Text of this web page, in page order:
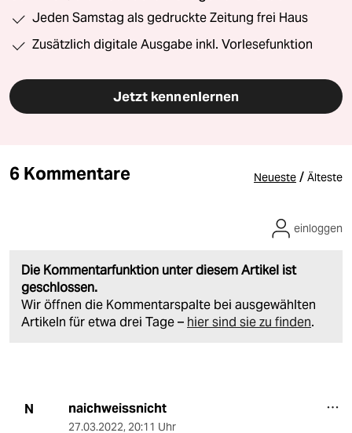
Jeden Samstag als gedruckte Zeitung frei Haus
Zusätzlich digitale Ausgabe inkl. Vorlesefunktion
Jetzt kennenlernen
6 Kommentare Neueste / Älteste
Die Kommentarfunktion unter diesem Artikel ist
geschlossen.
Wir öffnen die Kommentarspalte bei ausgewählten
Artikeln für etwa drei Tage – hier sind sie zu finden.
einloggen
N naichweissnicht
27.03.2022, 20:11 Uhr